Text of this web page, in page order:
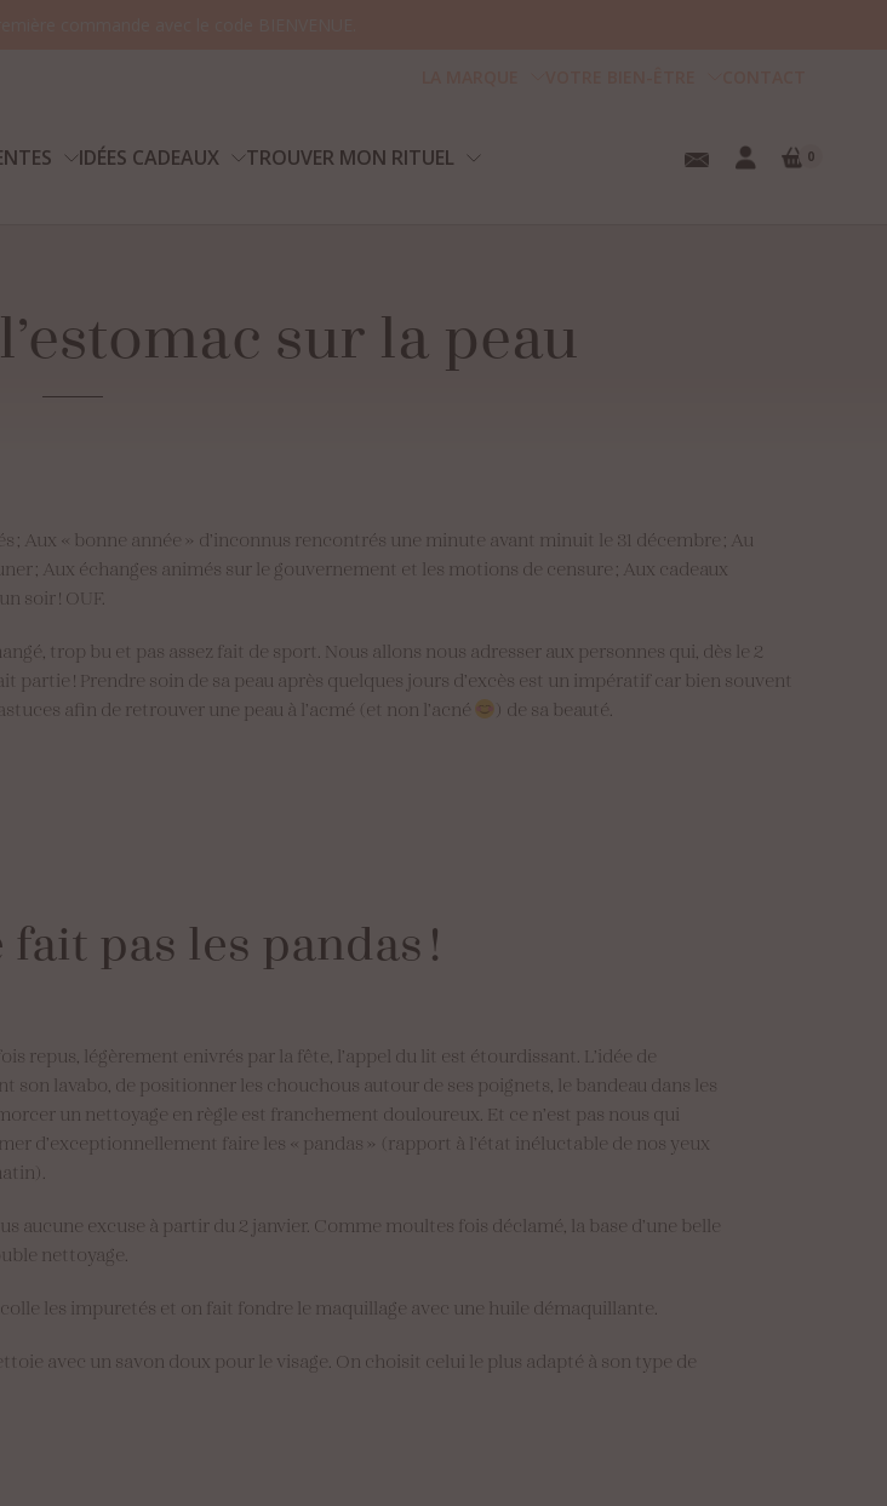
IDÉES CADEAUX TROUVER MON RITUEL 0
Votre panier est vide.
l’estomac sur la peau
Aux « bonne année » d’inconnus rencontrés une minute avant minuit le 31 décembre ; Au
; Aux échanges animés sur le gouvernement et les motions de censure ; Aux cadeaux
soir ! OUF.
trop bu et pas assez fait de sport. Nous allons nous adresser aux personnes qui, dès le 2
partie ! Prendre soin de sa peau après quelques jours d’excès est un impératif car bien souvent
afin de retrouver une peau à l’acmé (et non l’acné
) de sa beauté.
fait pas les pandas !
repus, légèrement enivrés par la fête, l’appel du lit est étourdissant. L’idée de
son lavabo, de positionner les chouchous autour de ses poignets, le bandeau dans les
un nettoyage en règle est franchement douloureux. Et ce n’est pas nous qui
d’exceptionnellement faire les « pandas » (rapport à l’état inéluctable de nos yeux
aucune excuse à partir du 2 janvier. Comme moultes fois déclamé, la base d’une belle
nettoyage.
les impuretés et on fait fondre le maquillage avec une huile démaquillante.
avec un savon doux pour le visage. On choisit celui le plus adapté à son type de